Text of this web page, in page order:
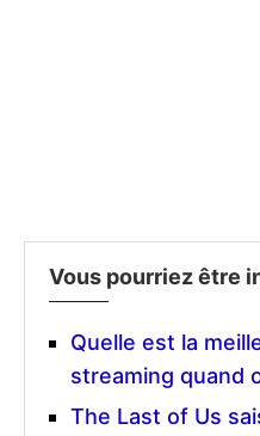
Vous pourriez être
Quelle est la
streaming quand
The Last of Us